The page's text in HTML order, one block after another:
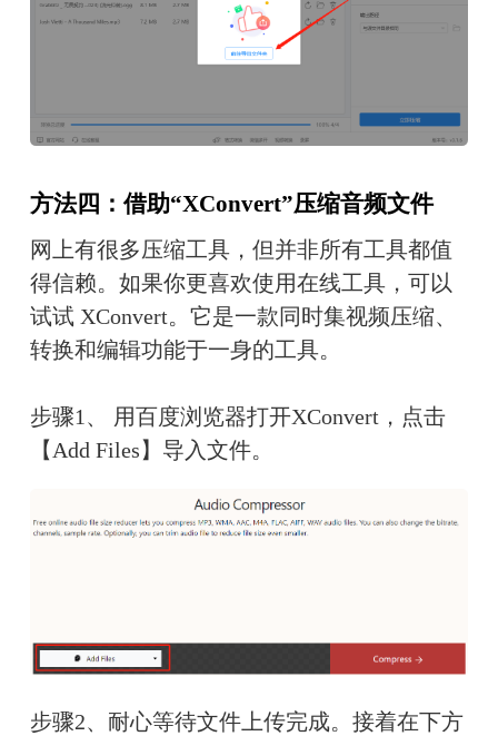
方法四：借助“XConvert”压缩音频文件
网上有很多压缩工具，但并非所有工具都值
得信赖。如果你更喜欢使用在线工具，可以
试试 XConvert。它是一款同时集视频压缩、
转换和编辑功能于一身的工具。
步骤1、 用百度浏览器打开XConvert，点击
【Add Files】导入文件。
步骤2、耐心等待文件上传完成。接着在下方